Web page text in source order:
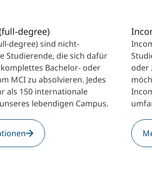
degree)
degree) sind nicht-
Studierende, die sich dafür
Bachelor- oder
MCI zu absolvieren. Jedes
als 150 internationale
lebendigen Campus.
oder